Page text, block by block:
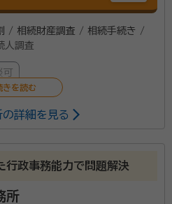
/ 相続財産調査 / 相続手続き /
人調査
の詳細を見る
政事務能力で問題解決
所